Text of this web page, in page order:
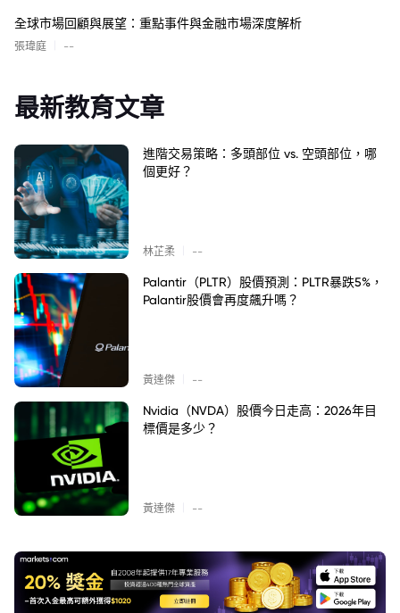
全球市場回顧與展望：重點事件與金融市場深度解析
張瑋庭 --
最新教育文章
進階交易策略：多頭部位 vs. 空頭部位，哪
個更好？
林芷柔 --
Palantir（PLTR）股價預測：PLTR暴跌5%，
Palantir股價會再度飆升嗎？
黃達傑 --
Nvidia（NVDA）股價今日走高：2026年目
標價是多少？
黃達傑 --